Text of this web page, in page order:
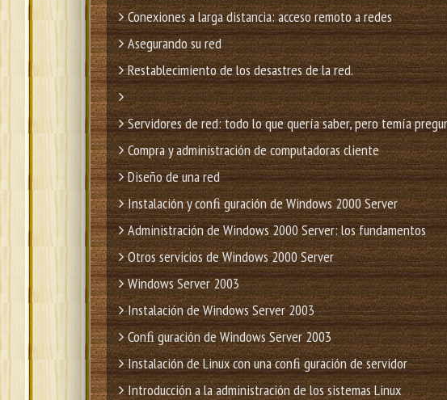
Conexiones a larga distancia: acceso remoto a redes
Asegurando su red
Restablecimiento de los desastres de la red.
Servidores de red: todo lo que quería saber, pero temía
Compra y administración de computadoras cliente
Diseño de una red
Instalación y conﬁ guración de Windows 2000 Server
Administración de Windows 2000 Server: los fundamentos
Otros servicios de Windows 2000 Server
Windows Server 2003
Instalación de Windows Server 2003
Conﬁ guración de Windows Server 2003
Instalación de Linux con una conﬁ guración de servidor
Introducción a la administración de los sistemas Linux